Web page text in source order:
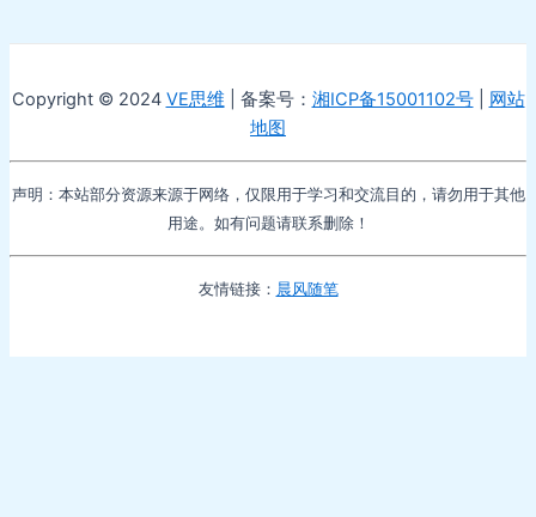
Copyright © 2024 VE思维 | 备案号： 湘ICP备15001102号| 网站
地图
声明：本站部分资源来源于网络，仅限用于学习和交流目的，请勿用于其他
用途。如有问题请联系删除！
友情链接： 晨风随笔